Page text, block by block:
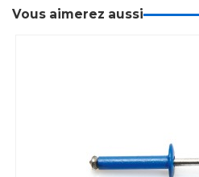
Vous aimerez aussi